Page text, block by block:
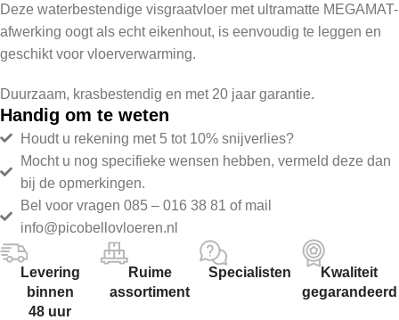
Deze waterbestendige visgraatvloer met ultramatte MEGAMAT-
afwerking oogt als echt eikenhout, is eenvoudig te leggen en
geschikt voor vloerverwarming.
Duurzaam, krasbestendig en met 20 jaar garantie.
Handig om te weten
Houdt u rekening met 5 tot 10% snijverlies?
Mocht u nog specifieke wensen hebben, vermeld deze dan
bij de opmerkingen.
Bel voor vragen 085 – 016 38 81 of mail
info@picobellovloeren.nl
Levering
binnen
48 uur
Ruime
assortiment
Specialisten
Kwaliteit
gegarandeerd